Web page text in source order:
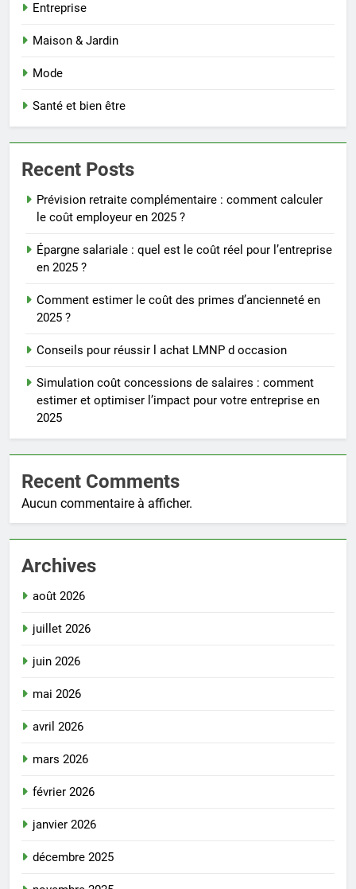
Entreprise
Maison & Jardin
Mode
Santé et bien être
Recent Posts
Prévision retraite complémentaire : comment calculer
le coût employeur en 2025 ?
Épargne salariale : quel est le coût réel pour l’entreprise
en 2025 ?
Comment estimer le coût des primes d’ancienneté en
2025 ?
Conseils pour réussir l achat LMNP d occasion
Simulation coût concessions de salaires : comment
estimer et optimiser l’impact pour votre entreprise en
2025
Recent Comments
Aucun commentaire à afficher.
Archives
août 2026
juillet 2026
juin 2026
mai 2026
avril 2026
mars 2026
février 2026
janvier 2026
décembre 2025